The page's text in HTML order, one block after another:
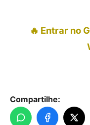
🔥 Entrar no
Compartilhe: